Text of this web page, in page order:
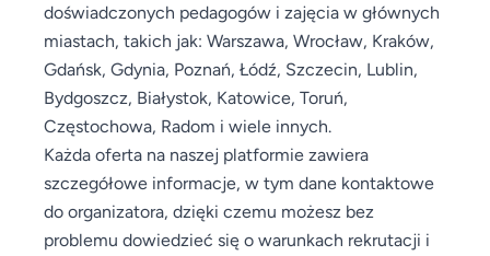
doświadczonych pedagogów i zajęcia w głównych
miastach, takich jak: Warszawa, Wrocław, Kraków,
Gdańsk, Gdynia, Poznań, Łódź, Szczecin, Lublin,
Bydgoszcz, Białystok, Katowice, Toruń,
Częstochowa, Radom i wiele innych.
Każda oferta na naszej platformie zawiera
szczegółowe informacje, w tym dane kontaktowe
do organizatora, dzięki czemu możesz bez
problemu dowiedzieć się o warunkach rekrutacji i